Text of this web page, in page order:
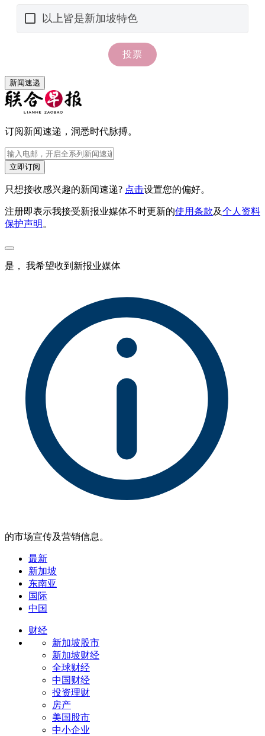
新闻速递
订阅新闻速递，洞悉时代脉搏。
立即订阅
只想接收感兴趣的新闻速递? 点击设置您的偏好。
注册即表示我接受新报业媒体不时更新的使用条款及个人资料
保护声明 。
是， 我希望收到新报业媒体
的市场宣传及营销信息。
最新
新加坡
东南亚
国际
中国
财经
新加坡股市
新加坡财经
全球财经
中国财经
投资理财
房产
美国股市
中小企业